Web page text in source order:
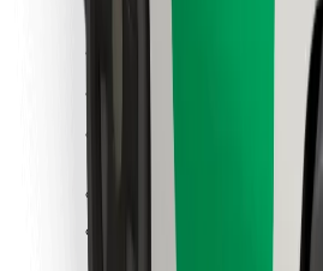
Beszállítók
Felhasználási feltételek
Biztonság
Pár perc alatt ott vagyunk érted!
Bolt alkalmazás letöltése